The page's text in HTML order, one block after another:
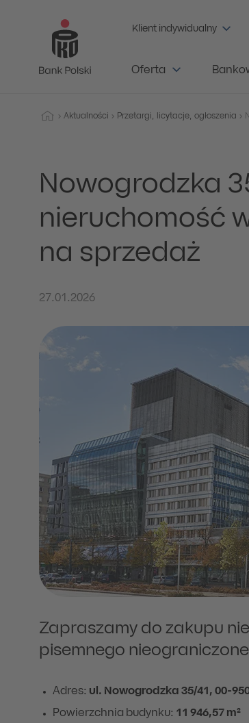
Klient indywidualny
Oferta
Aktualności Przetargi, licytacje, ogłoszenia
Nowogrodzka
nieruchomość
na sprzedaż
27.01.2026
Zapraszamy do zakupu
pisemnego
Adres: ul. Nowogrodzka 35/41, 00-
Powierzchnia budynku: 11 946,57 m²